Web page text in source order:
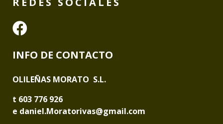
Ir a Facebook
INFO DE CONTACTO
OLILEÑAS MORATO S.L.
t 603 776 926
e daniel.Moratorivas@gmail.com